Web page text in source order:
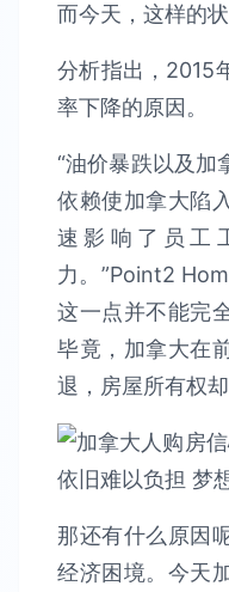
而今天，这样的
分析指出，2015
率下降的原因。
“油价暴跌以及加
依赖使加拿大陷
速影响了员工
力。”Point2
这一点并不能完
毕竟，加拿大在
退，房屋所有权却
那还有什么原因
经济困境。今天